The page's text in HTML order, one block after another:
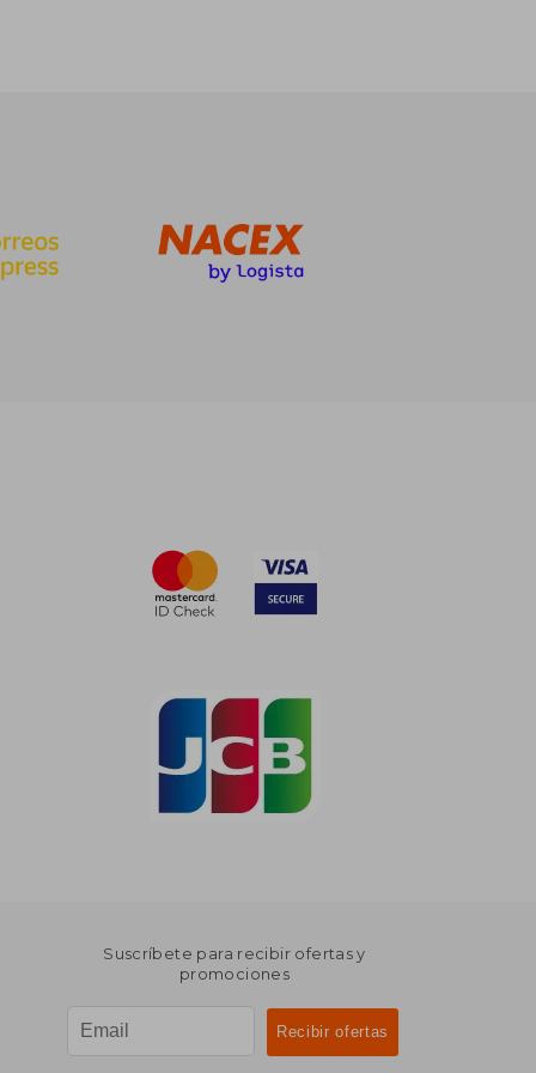
Suscríbete para recibir ofertas y
promociones